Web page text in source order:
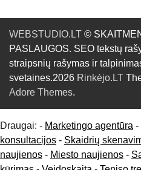
WEBSTUDIO.LT ©
PASLAUGOS. SEO tekstų
straipsnių rašymas ir
svetaines.2026 Rinkėjo.LT
Adore Themes.
Draugai: - Marketingo agentūra -
konsultacijos - Skaidrių
naujienos - Miesto naujienos -